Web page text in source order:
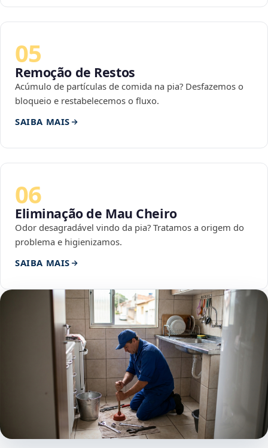
05
Remoção de Restos
Acúmulo de partículas de comida na pia? Desfazemos o
bloqueio e restabelecemos o fluxo.
SAIBA MAIS
06
Eliminação de Mau Cheiro
Odor desagradável vindo da pia? Tratamos a origem do
problema e higienizamos.
SAIBA MAIS